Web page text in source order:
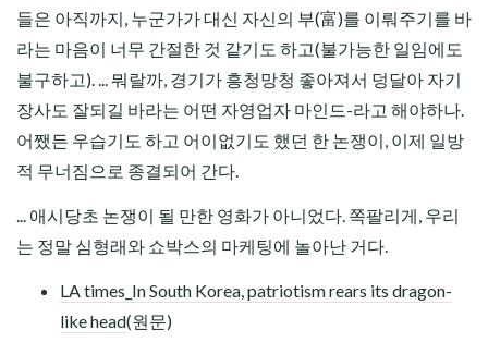
들은 아직까지, 누군가가 대신 자신의 부(富)를 이뤄주기를 바
라는 마음이 너무 간절한 것 같기도 하고(불가능한 일임에도
불구하고). ... 뭐랄까, 경기가 흥청망청 좋아져서 덩달아 자기
장사도 잘되길 바라는 어떤 자영업자 마인드-라고 해야하나.
어쨌든 우습기도 하고 어이없기도 했던 한 논쟁이, 이제 일방
적 무너짐으로 종결되어 간다.
... 애시당초 논쟁이 될 만한 영화가 아니었다. 쪽팔리게, 우리
는 정말 심형래와 쇼박스의 마케팅에 놀아난 거다.
LA times_In South Korea, patriotism rears its dragon-
like head(원문)